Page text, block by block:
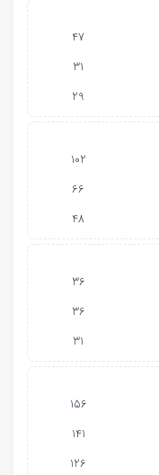
47
31
29
102
66
48
36
36
31
156
141
126